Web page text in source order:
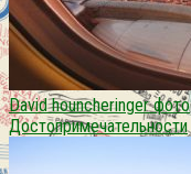
David houncheringer фото
Достопримечательности